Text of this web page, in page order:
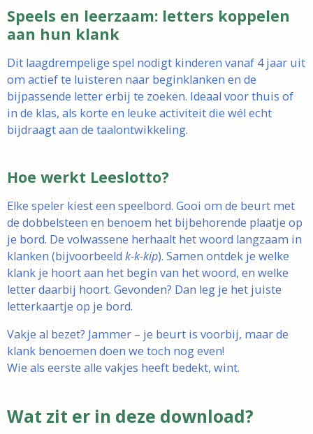
Speels en leerzaam: letters koppelen
aan hun klank
Dit laagdrempelige spel nodigt kinderen vanaf 4 jaar uit
om actief te luisteren naar beginklanken en de
bijpassende letter erbij te zoeken. Ideaal voor thuis of
in de klas, als korte en leuke activiteit die wél echt
bijdraagt aan de taalontwikkeling.
Hoe werkt Leeslotto?
Elke speler kiest een speelbord. Gooi om de beurt met
de dobbelsteen en benoem het bijbehorende plaatje op
je bord. De volwassene herhaalt het woord langzaam in
klanken (bijvoorbeeld k-k-kip). Samen ontdek je welke
klank je hoort aan het begin van het woord, en welke
letter daarbij hoort. Gevonden? Dan leg je het juiste
letterkaartje op je bord.
Vakje al bezet? Jammer – je beurt is voorbij, maar de
klank benoemen doen we toch nog even!
Wie als eerste alle vakjes heeft bedekt, wint.
Wat zit er in deze download?